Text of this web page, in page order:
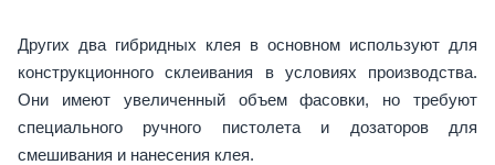
Других два гибридных клея в основном используют для
конструкционного склеивания в условиях производства.
Они имеют увеличенный объем фасовки, но требуют
специального ручного пистолета и дозаторов для
смешивания и нанесения клея.